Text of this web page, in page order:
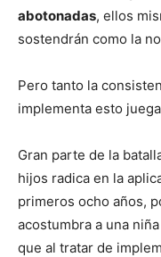
abotonadas, ellos
sostendrán como la
Pero tanto la
implementa esto
Gran parte de la
hijos radica en la
primeros ocho años,
acostumbra a una
que al tratar de